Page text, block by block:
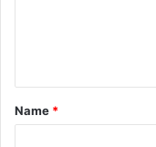
*
Name *